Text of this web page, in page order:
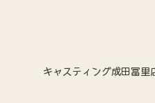
キャスティング成田冨里